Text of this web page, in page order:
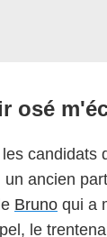
osé
candidats
ancien
Bruno qui a
le